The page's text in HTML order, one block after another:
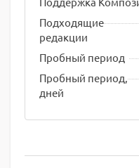
Подходящие
редакции
Пробный период
Пробный период,
дней